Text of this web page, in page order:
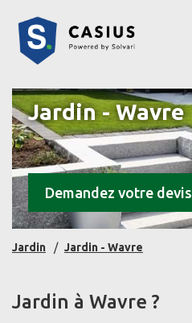
Jardin - Wavre
Demandez votre devis
Jardin Jardin - Wavre
Jardin à Wavre ?